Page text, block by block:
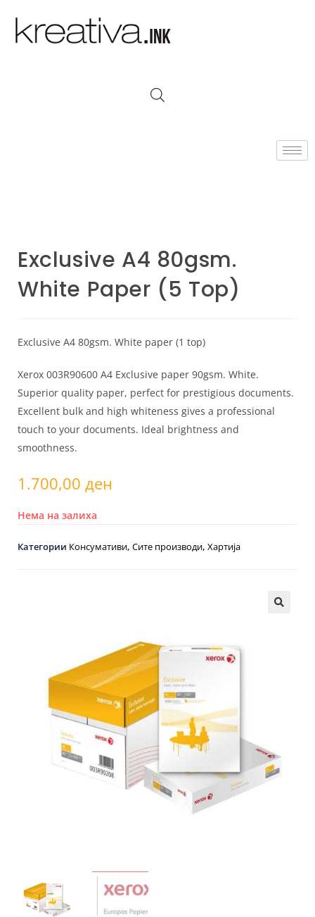
Exclusive A4 80gsm.
White Paper (5 Top)
Exclusive A4 80gsm. White paper (1 top)
Xerox 003R90600 A4 Exclusive paper 90gsm. White.
Superior quality paper, perfect for prestigious documents.
Excellent bulk and high whiteness gives a professional
touch to your documents. Ideal brightness and
smoothness.
1.700,00 ден
Нема на залиха
Категории Консумативи, Сите производи, Хартија